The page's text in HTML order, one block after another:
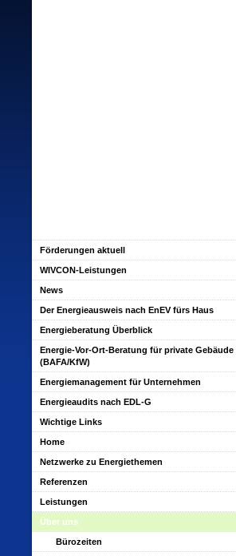
Förderungen aktuell
WIVCON-Leistungen
News
Der Energieausweis nach EnEV fürs Haus
Energieberatung Überblick
Energie-Vor-Ort-Beratung für private Gebäude
(BAFA/KfW)
Energiemanagement für Unternehmen
Energieaudits nach EDL-G
Wichtige Links
Home
Netzwerke zu Energiethemen
Referenzen
Leistungen
Über uns
Bürozeiten